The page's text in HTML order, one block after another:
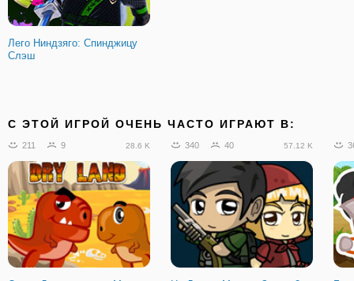
Лего Ниндзяго: Спинджицу
Слэш
C ЭТОЙ ИГРОЙ ОЧЕНЬ ЧАСТО ИГРАЮТ В:
211 9 28.6 K 340 40 57.12 K